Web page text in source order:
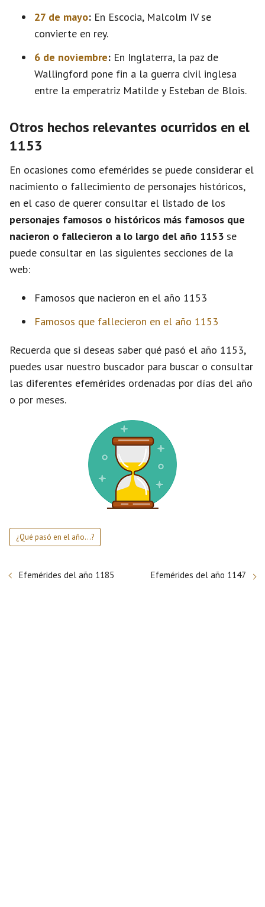
27 de mayo: En Escocia, Malcolm IV se
convierte en rey.
6 de noviembre: En Inglaterra, la paz de
Wallingford pone fin a la guerra civil inglesa
entre la emperatriz Matilde y Esteban de Blois.
Otros hechos relevantes ocurridos en el
1153
En ocasiones como efemérides se puede considerar el
nacimiento o fallecimiento de personajes históricos,
en el caso de querer consultar el listado de los
personajes famosos o históricos más famosos que
nacieron o fallecieron a lo largo del año 1153 se
puede consultar en las siguientes secciones de la
web:
Famosos que nacieron en el año 1153
Famosos que fallecieron en el año 1153
Recuerda que si deseas saber qué pasó el año 1153,
puedes usar nuestro buscador para buscar o consultar
las diferentes efemérides ordenadas por días del año
o por meses.
¿Qué pasó en el año...?
Efemérides del año 1185 Efemérides del año 1147